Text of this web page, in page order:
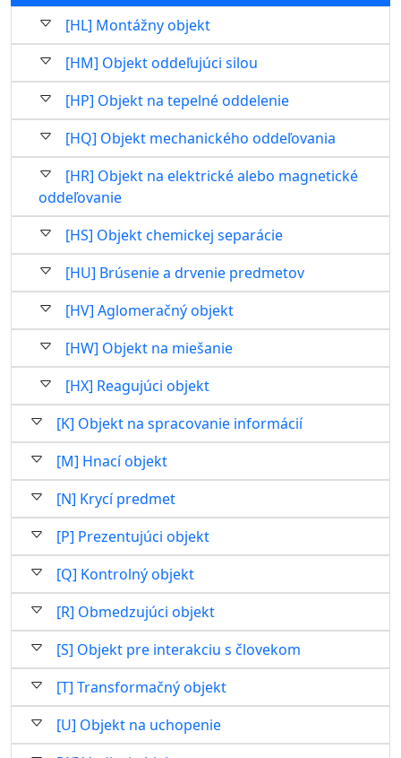
[HL] Montážny objekt
[HM] Objekt oddeľujúci silou
[HP] Objekt na tepelné oddelenie
[HQ] Objekt mechanického oddeľovania
[HR] Objekt na elektrické alebo magnetické
oddeľovanie
[HS] Objekt chemickej separácie
[HU] Brúsenie a drvenie predmetov
[HV] Aglomeračný objekt
[HW] Objekt na miešanie
[HX] Reagujúci objekt
[K] Objekt na spracovanie informácií
[M] Hnací objekt
[N] Krycí predmet
[P] Prezentujúci objekt
[Q] Kontrolný objekt
[R] Obmedzujúci objekt
[S] Objekt pre interakciu s človekom
[T] Transformačný objekt
[U] Objekt na uchopenie